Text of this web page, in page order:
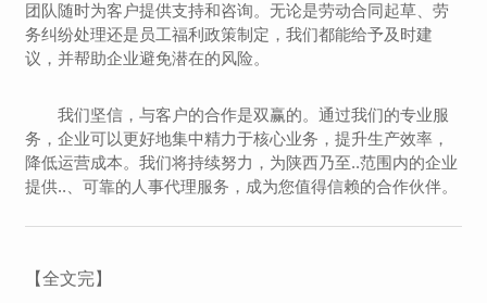
团队随时为客户提供支持和咨询。无论是劳动合同起草、劳
务纠纷处理还是员工福利政策制定，我们都能给予及时建
议，并帮助企业避免潜在的风险。
我们坚信，与客户的合作是双赢的。通过我们的专业服
务，企业可以更好地集中精力于核心业务，提升生产效率，
降低运营成本。我们将持续努力，为陕西乃至..范围内的企业
提供..、可靠的人事代理服务，成为您值得信赖的合作伙伴。
【全文完】